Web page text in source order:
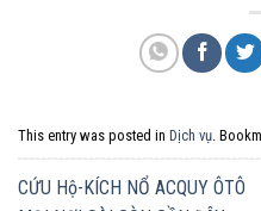
This entry was posted in Dịch vụ.
CỨU Hộ-KÍCH NỔ ACQUY ÔTÔ